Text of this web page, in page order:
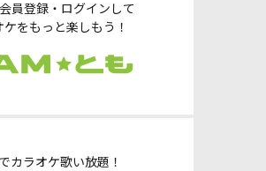
員登録・ログインして
ケをもっと楽しもう！
カラオケ歌い放題！